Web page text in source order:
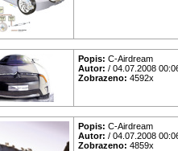
Popis: C-Airdream
Autor: / 04.07.2008
Zobrazeno: 4592x
Popis: C-Airdream
Autor: / 04.07.2008
Zobrazeno: 4859x